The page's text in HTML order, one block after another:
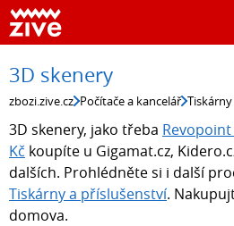
3D skenery
zbozi.zive.cz Počítače a kancelář
3D skenery, jako třeba
Kč koupíte u Gigamat.cz,
dalších. Prohlédněte si i další
Tiskárny a příslušenství.
domova.